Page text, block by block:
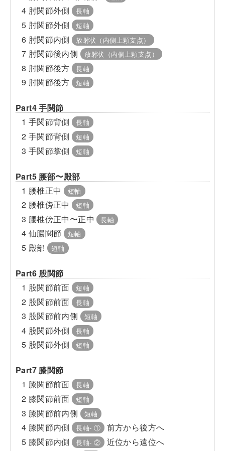
4 肘関節外側 長軸
5 肘関節外側 短軸
6 肘関節内側 放射状（内側上顆支点）
7 肘関節後内側 放射状（内側上顆支点）
8 肘関節後方 長軸
9 肘関節後方 短軸
Part4 手関節
1 手関節背側 長軸
2 手関節背側 短軸
3 手関節掌側 短軸
Part5 腰部〜殿部
1 腰椎正中
短軸
2 腰椎傍正中 短軸
3 腰椎傍正中〜正中 長軸
4 仙腸関節 短軸
5 殿部 短軸
Part6 股関節
1 股関節前面 短軸
2 股関節前面 長軸
3 股関節前内側 短軸
4 股関節外側 長軸
5 股関節外側 短軸
Part7 膝関節
1 膝関節前面 長軸
2 膝関節前面 短軸
3 膝関節前内側 短軸
4 膝関節内側 長軸- ①
前方から後方へ
5 膝関節内側 長軸- ②
近位から遠位へ